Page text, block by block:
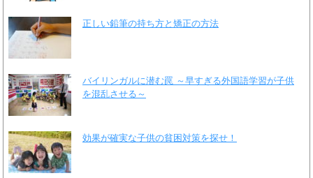
正しい鉛筆の持ち方と矯正の方法
バイリンガルに潜む罠 ～早すぎる外国語学習が子供
を混乱させる～
効果が確実な子供の貧困対策を探せ！